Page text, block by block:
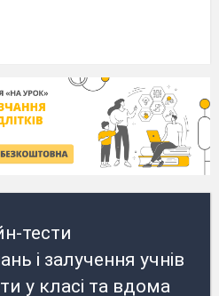
тести
і залучення учнів
у класі та вдома